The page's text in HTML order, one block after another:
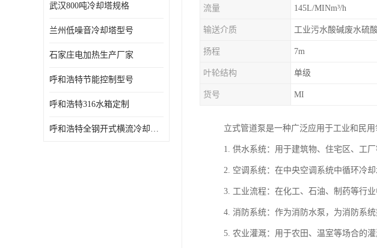
武汉800吨冷却塔规格
兰州低噪音冷却塔型号
石家庄电加热生产厂家
呼和浩特节能控制型号
呼和浩特316水箱定制
呼和浩特全钢开式横流冷却塔型号
流量 145L/MINm³/h
输送介质 工业污水酸碱废水硫
扬程 7m
叶轮结构 单级
货号 MI
立式管道泵是一种广泛应用于工业和民
1. 供水系统：用于建筑物、住宅区、工
2. 空调系统：在中央空调系统中循环冷
3. 工业流程：在化工、石油、制药等行
4. 消防系统：作为消防水泵，为消防系统
5. 农业灌溉：用于农田、温室等场合的